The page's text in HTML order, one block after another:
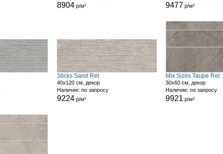
8904р/м² 9477 р/м²
Sticks Sand Ret
40x120 см, декор
Наличие: по запросу
9224р/м²
Mix Sizes Taupe Ret
30x60 см, декор
Наличие: по запросу
9921 р/м²